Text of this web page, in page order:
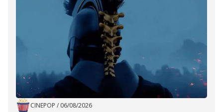
CINEPOP / 06/08/2026